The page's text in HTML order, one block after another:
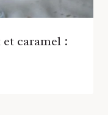
caramel :